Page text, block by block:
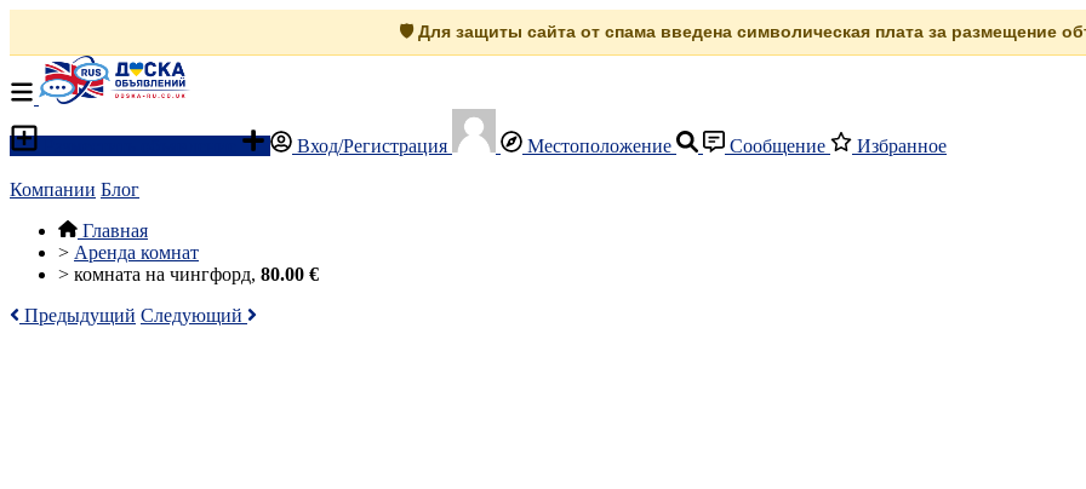
🛡️ Для защиты сайта от спама введена символическая плата за размещение
Вход/Регистрация Местоположение Сообщение Избранное
Компании Блог
Главная
> Аренда комнат
> комната на чингфорд, 80.00 €
Предыдущий Следующий